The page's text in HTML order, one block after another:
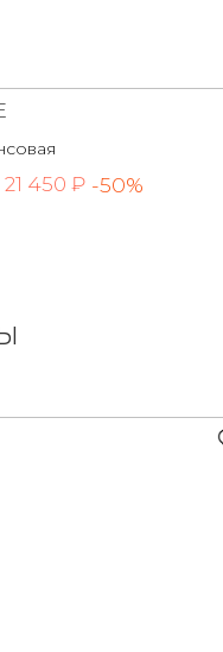
21 450 ₽ -50%